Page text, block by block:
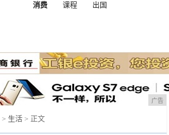
消费
课程
出国
广告
> 生活 > 正文